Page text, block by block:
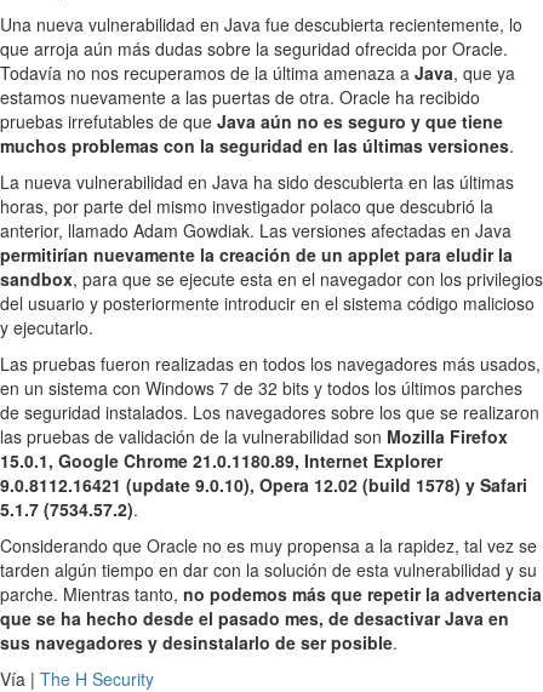
Una nueva vulnerabilidad en Java fue descubierta recientemente, lo
que arroja aún más dudas sobre la seguridad ofrecida por Oracle.
Todavía no nos recuperamos de la última amenaza a Java, que ya
estamos nuevamente a las puertas de otra. Oracle ha recibido
pruebas irrefutables de que Java aún no es seguro y que tiene
muchos problemas con la seguridad en las últimas versiones.
La nueva vulnerabilidad en Java ha sido descubierta en las últimas
horas, por parte del mismo investigador polaco que descubrió la
anterior, llamado Adam Gowdiak. Las versiones afectadas en Java
permitirían nuevamente la creación de un applet para eludir la
sandbox, para que se ejecute esta en el navegador con los privilegios
del usuario y posteriormente introducir en el sistema código malicioso
y ejecutarlo.
Las pruebas fueron realizadas en todos los navegadores más usados,
en un sistema con Windows 7 de 32 bits y todos los últimos parches
de seguridad instalados. Los navegadores sobre los que se realizaron
las pruebas de validación de la vulnerabilidad son Mozilla Firefox
15.0.1, Google Chrome 21.0.1180.89, Internet Explorer
9.0.8112.16421 (update 9.0.10), Opera 12.02 (build 1578) y Safari
5.1.7 (7534.57.2).
Considerando que Oracle no es muy propensa a la rapidez, tal vez se
tarden algún tiempo en dar con la solución de esta vulnerabilidad y su
parche. Mientras tanto, no podemos más que repetir la advertencia
que se ha hecho desde el pasado mes, de desactivar Java en
sus navegadores y desinstalarlo de ser posible.
Vía | The H Security